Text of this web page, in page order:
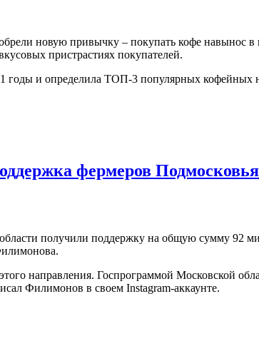
новую привычку – покупать кофе навынос
пристрастиях покупателей.
годы и определила ТОП-3 популярных кофейных
фермеров
получили поддержку на общую сумму 92
направления. Госпрограммой Московской
Филимонов в своем Instagram-аккаунте.